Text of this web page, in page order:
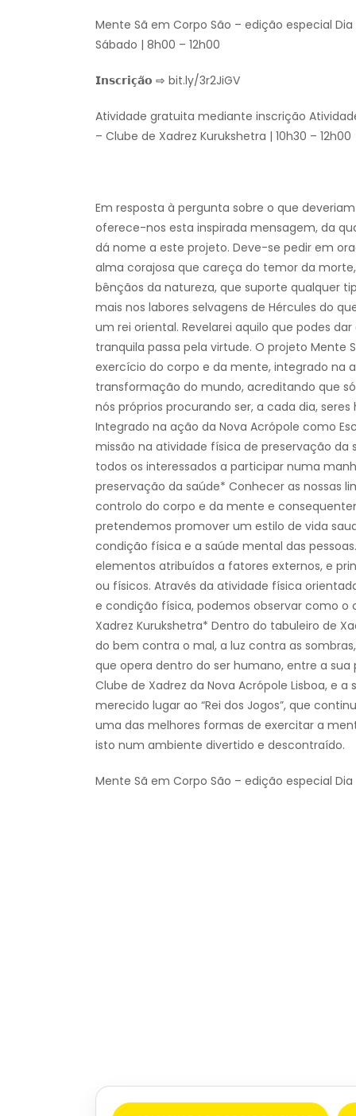
Mente Sã em Corpo São – edição especial Dia
Sábado | 8h00 – 12h00
𝗜𝗻𝘀𝗰𝗿𝗶𝗰̧𝗮̃𝗼 ⇨ bit.ly/3r2JiGV
Atividade gratuita mediante inscrição
– Clube de Xadrez Kurukshetra | 10h30 – 12h00
Em resposta à pergunta sobre o que
oferece-nos esta inspirada mensagem, da
dá nome a este projeto. Deve-se pedir em
alma corajosa que careça do temor da
bênçãos da natureza, que suporte qualquer
mais nos labores selvagens de Hércules do
um rei oriental. Revelarei aquilo que podes
tranquila passa pela virtude. O projeto
exercício do corpo e da mente, integrado na
transformação do mundo, acreditando que
nós próprios procurando ser, a cada dia,
Integrado na ação da Nova Acrópole como
missão na atividade física de preservação da
todos os interessados a participar numa
preservação da saúde* Conhecer as nossas
controlo do corpo e da mente e
pretendemos promover um estilo de vida
condição física e a saúde mental das
elementos atribuídos a fatores externos, e
ou físicos. Através da atividade física
e condição física, podemos observar como
Xadrez Kurukshetra* Dentro do tabuleiro de
do bem contra o mal, a luz contra as
que opera dentro do ser humano, entre a
Clube de Xadrez da Nova Acrópole Lisboa, e
merecido lugar ao “Rei dos Jogos”, que
uma das melhores formas de exercitar a
isto num ambiente divertido e descontraído.
Mente Sã em Corpo São – edição especial